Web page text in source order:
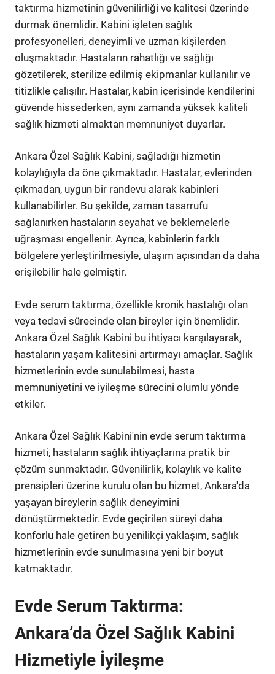
taktırma hizmetinin güvenilirliği ve kalitesi üzerinde
durmak önemlidir. Kabini işleten sağlık
profesyonelleri, deneyimli ve uzman kişilerden
oluşmaktadır. Hastaların rahatlığı ve sağlığı
gözetilerek, sterilize edilmiş ekipmanlar kullanılır ve
titizlikle çalışılır. Hastalar, kabin içerisinde kendilerini
güvende hissederken, aynı zamanda yüksek kaliteli
sağlık hizmeti almaktan memnuniyet duyarlar.
Ankara Özel Sağlık Kabini, sağladığı hizmetin
kolaylığıyla da öne çıkmaktadır. Hastalar, evlerinden
çıkmadan, uygun bir randevu alarak kabinleri
kullanabilirler. Bu şekilde, zaman tasarrufu
sağlanırken hastaların seyahat ve beklemelerle
uğraşması engellenir. Ayrıca, kabinlerin farklı
bölgelere yerleştirilmesiyle, ulaşım açısından da daha
erişilebilir hale gelmiştir.
Evde serum taktırma, özellikle kronik hastalığı olan
veya tedavi sürecinde olan bireyler için önemlidir.
Ankara Özel Sağlık Kabini bu ihtiyacı karşılayarak,
hastaların yaşam kalitesini artırmayı amaçlar. Sağlık
hizmetlerinin evde sunulabilmesi, hasta
memnuniyetini ve iyileşme sürecini olumlu yönde
etkiler.
Ankara Özel Sağlık Kabini'nin evde serum taktırma
hizmeti, hastaların sağlık ihtiyaçlarına pratik bir
çözüm sunmaktadır. Güvenilirlik, kolaylık ve kalite
prensipleri üzerine kurulu olan bu hizmet, Ankara'da
yaşayan bireylerin sağlık deneyimini
dönüştürmektedir. Evde geçirilen süreyi daha
konforlu hale getiren bu yenilikçi yaklaşım, sağlık
hizmetlerinin evde sunulmasına yeni bir boyut
katmaktadır.
Evde Serum Taktırma:
Ankara’da Özel Sağlık Kabini
Hizmetiyle İyileşme